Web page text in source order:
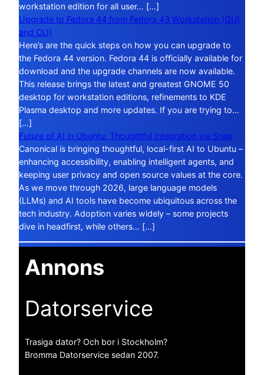
workstation edition for all user… […]
Upgrade to Fedora 44 from Fedora 43 Workstation (GUI
and CLI)
Here’s are the quick steps on how you can upgrade to
the Fedora 44 version. Fedora 44 is officially available for
download and the upgrade channels are now available.
This release brings the latest and greatest GNOME 50
desktop for workstation editions, refinements to KDE
Plasma desktop and more updates. If you are trying to…
[…]
Future of AI in Ubuntu: Thoughtful Integration via Snap
Canonical is bringing thoughtful, local-first AI to Ubuntu –
enhancing accessibility, enabling intelligent agents, and
keeping user privacy and open source values at the core.
As we move through 2026, large language models
(LLMs) and AI tools have become ubiquitous across the
tech industry. Adoption varies widely – some projects
dive in headfirst, while others… […]
Annons
Datorservice
Trasiga dator? Och bor i Stockholm?
Bromma Datorservice sedan 2007.